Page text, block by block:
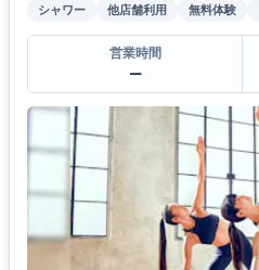
シャワー
他店舗利用 無料体験
営業時間
ー